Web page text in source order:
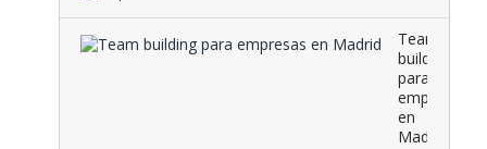
Team
building
para
empresas
en
Madrid